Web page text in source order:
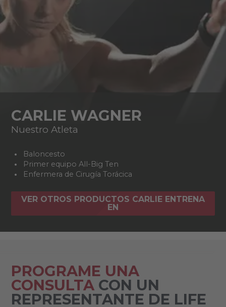
CARLIE WAGNER
Nuestro Atleta
Baloncesto
Primer equipo All-Big Ten
Enfermera de Cirugía Torácica
VER OTROS PRODUCTOS CARLIE ENTRENA
EN
PROGRAME UNA
CONSULTACON UN
REPRESENTANTE DE LIFE